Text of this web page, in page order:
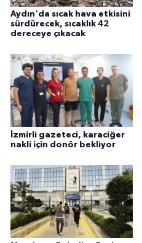
Aydın'da sıcak hava etkisini
sürdürecek, sıcaklık 42
dereceye çıkacak
İzmirli gazeteci, karaciğer
nakli için donör bekliyor